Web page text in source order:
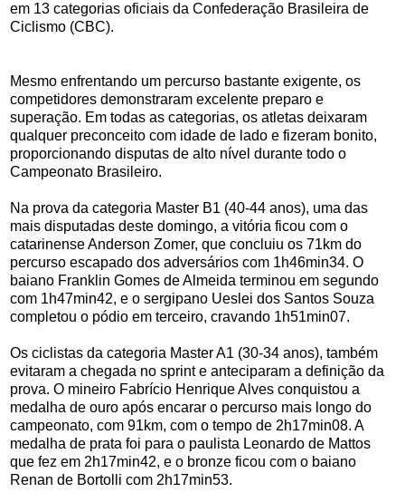
em 13 categorias oficiais da Confederação Brasileira de
Ciclismo (CBC).
Mesmo enfrentando um percurso bastante exigente, os
competidores demonstraram excelente preparo e
superação. Em todas as categorias, os atletas deixaram
qualquer preconceito com idade de lado e fizeram bonito,
proporcionando disputas de alto nível durante todo o
Campeonato Brasileiro.
Na prova da categoria Master B1 (40-44 anos), uma das
mais disputadas deste domingo, a vitória ficou com o
catarinense Anderson Zomer, que concluiu os 71km do
percurso escapado dos adversários com 1h46min34. O
baiano Franklin Gomes de Almeida terminou em segundo
com 1h47min42, e o sergipano Ueslei dos Santos Souza
completou o pódio em terceiro, cravando 1h51min07.
Os ciclistas da categoria Master A1 (30-34 anos), também
evitaram a chegada no sprint e anteciparam a definição da
prova. O mineiro Fabrício Henrique Alves conquistou a
medalha de ouro após encarar o percurso mais longo do
campeonato, com 91km, com o tempo de 2h17min08. A
medalha de prata foi para o paulista Leonardo de Mattos
que fez em 2h17min42, e o bronze ficou com o baiano
Renan de Bortolli com 2h17min53.